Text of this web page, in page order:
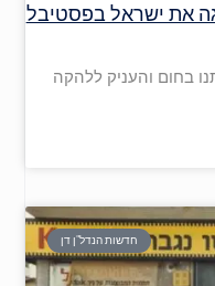
את ישראל בפסטיבל
בחום והעניק ללהקה
חדשות הנדל"ן דן